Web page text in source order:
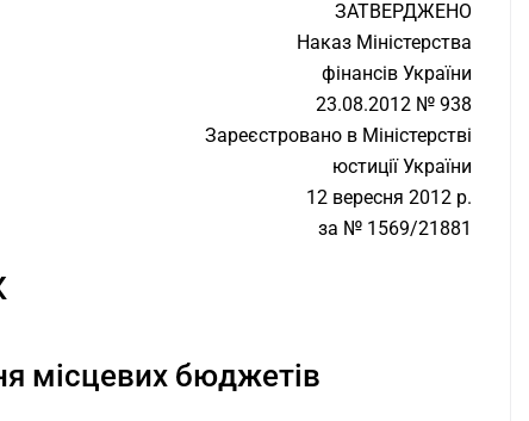
ЗАТВЕРДЖЕНО
Наказ Міністерства
фінансів України
23.08.2012 № 938
Зареєстровано в Міністерстві
юстиції України
12 вересня 2012 р.
за № 1569/21881
місцевих бюджетів